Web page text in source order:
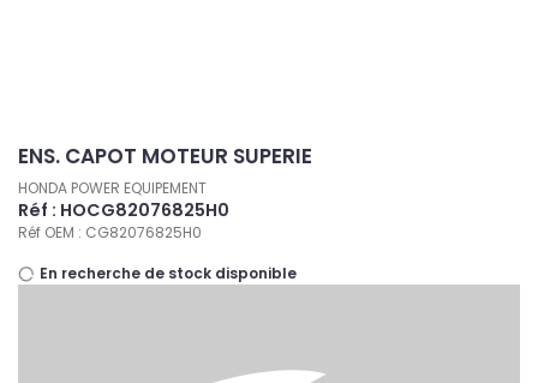
ENS. CAPOT MOTEUR SUPERIE
HONDA POWER EQUIPEMENT
Réf : HOCG82076825H0
Réf OEM : CG82076825H0
En recherche de stock disponible